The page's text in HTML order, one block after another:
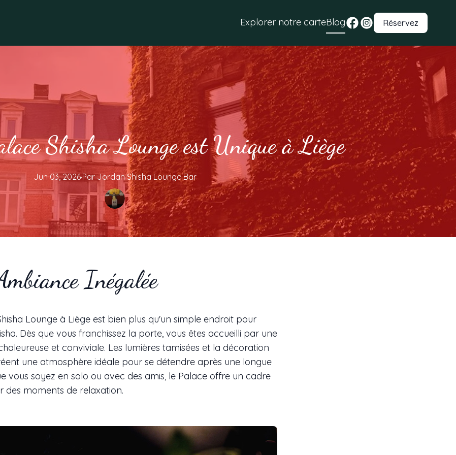
Explorer notre carteBlog Réservez
Shisha Lounge est Unique à Liège
Jun 03, 2026·Par Jordan Shisha Lounge Bar
Inégalée
Lounge à Liège est bien plus qu'un simple endroit pour
Dès que vous franchissez la porte, vous êtes accueilli par une
et conviviale. Les lumières tamisées et la décoration
une atmosphère idéale pour se détendre après une longue
vous soyez en solo ou avec des amis, le Palace offre un cadre
des moments de relaxation.